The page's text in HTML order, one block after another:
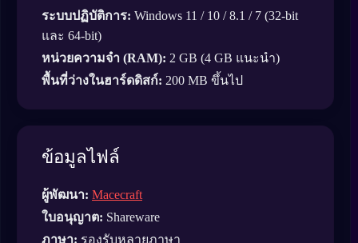
ระบบปฏิบัติการ: Windows 11 / 10 / 8.1 / 7 (32-bit
และ 64-bit)
หน่วยความจำ (RAM): 2 GB (4 GB แนะนำ)
พื้นที่ว่างในฮาร์ดดิสก์: 200 MB ขึ้นไป
ข้อมูลไฟล์
ผู้พัฒนา: Macecraft
ใบอนุญาต: Shareware
ภาษา: รองรับหลายภาษา